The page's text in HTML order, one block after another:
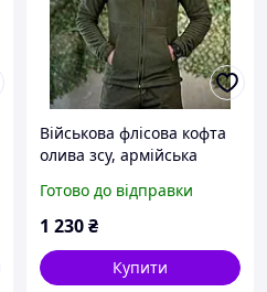
Військова флісова кофта
олива зсу, армійська
тактична фліска тепла
олива _M2_zx8c
Готово до відправки
1 230₴
Купити